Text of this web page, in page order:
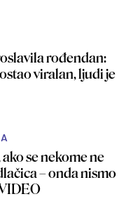
rođendan:
viralan, ljudi je
se nekome ne
– onda nismo